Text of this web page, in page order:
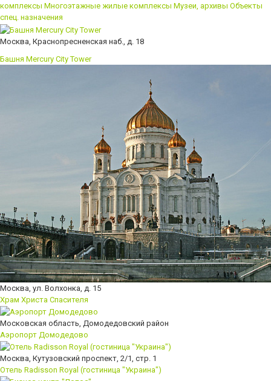
комплексы Многоэтажные жилые комплексы Музеи, архивы Объекты
спец. назначения
Москва, Краснопресненская наб., д. 18
Башня Mercury City Tower
Москва, ул. Волхонка, д. 15
Храм Христа Спасителя
Московская область, Домодедовский район
Аэропорт Домодедово
Москва, Кутузовский проспект, 2/1, стр. 1
Отель Radisson Royal (гостиница "Украина")